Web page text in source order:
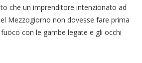
che un imprenditore intenzionato ad
Mezzogiorno non dovesse fare prima
con le gambe legate e gli occhi